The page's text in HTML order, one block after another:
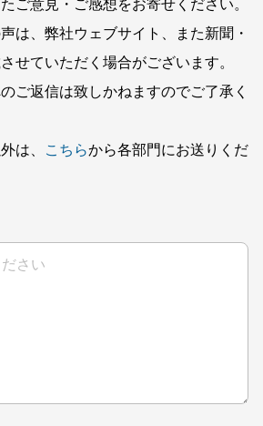
ご意見・ご感想をお寄せください。
は、弊社ウェブサイト、また新聞・
せていただく場合がございます。
ご返信は致しかねますのでご了承く
は、
こちらから各部門にお送りくだ